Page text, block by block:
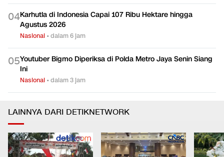
04Karhutla di Indonesia Capai 107 Ribu Hektare hingga
Agustus 2026
Nasional •dalam 6 jam
05Youtuber Bigmo Diperiksa di Polda Metro Jaya Senin Siang
Ini
Nasional •dalam 3 jam
LAINNYA DARI DETIKNETWORK